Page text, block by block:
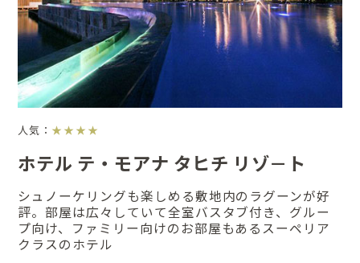
人気： ★★★★
ホテル テ・モアナ タヒチ リゾ－ト
シュノーケリングも楽しめる敷地内のラグーンが好
評。部屋は広々していて全室バスタブ付き、グルー
プ向け、ファミリー向けのお部屋もあるスーペリア
クラスのホテル